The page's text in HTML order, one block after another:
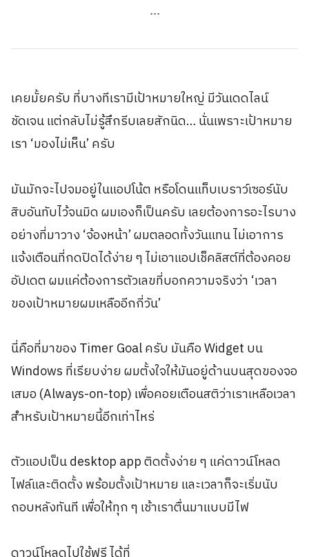
...
เคยมั้ยครับ ที่บางทีเรามีเป้าหมายใหญ่ มีวันเดดไลน์
ชัดเจน แต่กลับไม่รู้สึกรีบเลยสักนิด… นั่นเพราะเป้าหมาย
เรา ‘มองไม่เห็น’ ครับ
มันมักจะไปจมอยู่ในแอปโน้ต หรือโดนแท็บเบราว์เซอร์นับ
สิบอันทับไว้จนมิด ผมเองก็เป็นครับ เลยต้องการอะไรบาง
อย่างที่มาวาง ‘จ้องหน้า’ ผมตลอดทั้งวันแทน ไม่เอาการ
แจ้งเตือนที่กดปิดได้ง่าย ๆ ไม่เอาแอปเช็คลิสต์ที่ต้องคอย
อัปเดต ผมแค่ต้องการตัวเลขที่บอกความจริงว่า ‘เวลา
ของเป้าหมายผมเหลืออีกกี่วัน’
นี่คือที่มาของ Timer Goal ครับ มันคือ Widget บน
Windows ที่เรียบง่าย ผมตั้งใจให้มันอยู่ด้านบนสุดของจอ
เสมอ (Always-on-top) เพื่อคอยเตือนสติว่าเราเหลือเวลา
สำหรับเป้าหมายนี้อีกเท่าไหร่
ตัวแอปเป็น desktop app ติดตั้งง่าย ๆ แค่ดาวน์โหลด
ไฟล์และติดตั้ง พร้อมตั้งเป้าหมาย และเวลาก็จะเริ่มนับ
ถอบหลังทันที เพื่อให้ทุก ๆ เช้าเราตื่นมาแบบมีไฟ